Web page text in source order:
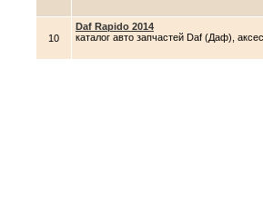
10
Daf Rapido 2014
каталог авто запчастей Daf (Даф),